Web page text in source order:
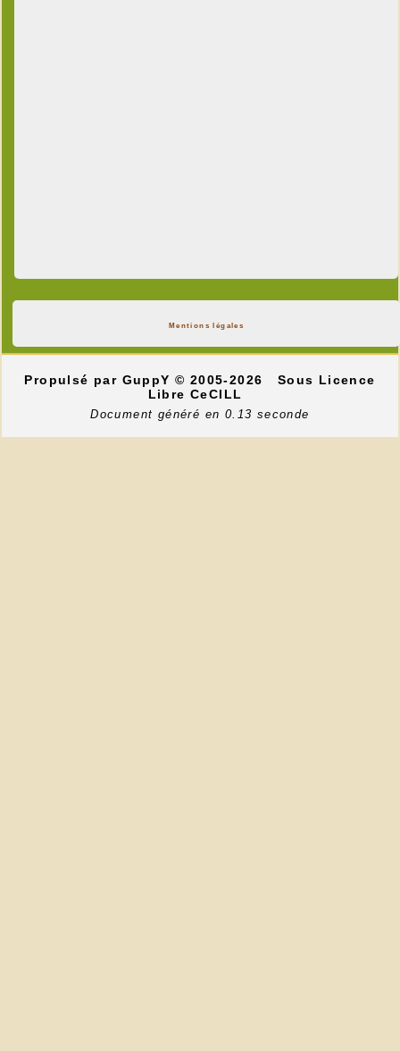
Mentions légales
Propulsé par GuppY© 2005-2026
Sous Licence
Libre CeCILL
Document généré en 0.13 seconde